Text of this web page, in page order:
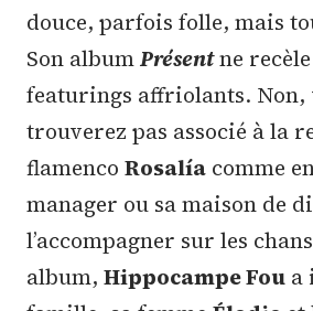
douce, parfois folle, mais
Son albumPrésentne recèle
featurings affriolants. Non,
trouverez pas associé à la
flamenco Rosalía comme
manager ou sa maison de
l’accompagner sur les
album, Hippocampe Fou a